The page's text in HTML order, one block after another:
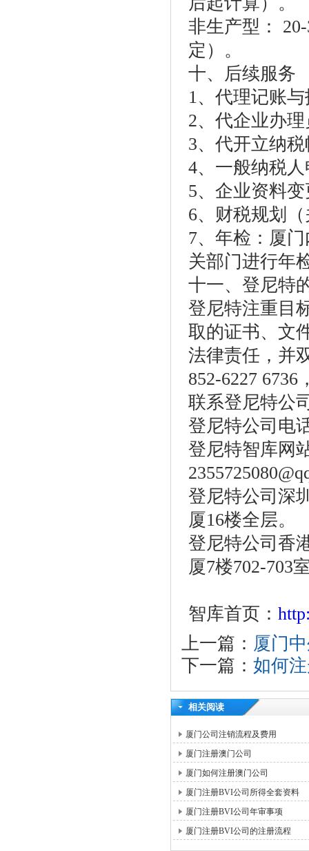
非生产型：
定）。
十、后续服务
1、代理记账
2、代企业办
3、代开立纳
4、一般纳税
5、企业资料变
6、财税规划
7、年检：厦
关部门进行年
十一、登尼特
登尼特注重目
取的证书、文
法律责任，并
852-6227 6736
联系登尼特公
登尼特公司电
登尼特智库网
登尼特公司深
厦16楼全层。
登尼特公司香
厦7楼702-703
智库首页：
上一篇： 厦门
下一篇： 如何
相关阅读
厦门公司注销流程及费用
厦门注册澳门公司
厦门如何注册澳门公司
厦门注册BVI公司所得全套资料
厦门注册BVI公司年审事项
厦门注册BVI公司的注册流程